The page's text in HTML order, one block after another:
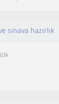
sınava hazırlık